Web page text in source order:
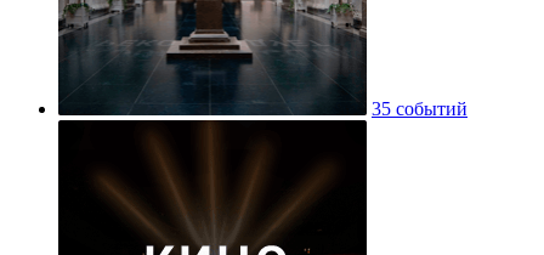
35 событий